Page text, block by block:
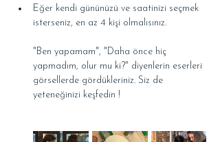
Eğer kendi gününüzü ve saatinizi seçmek
isterseniz, en az 4 kişi olmalısınız.
"Ben yapamam", "Daha önce hiç
yapmadım, olur mu ki?" diyenlerin eserleri
görsellerde gördükleriniz. Siz de
yeteneğinizi keşfedin !